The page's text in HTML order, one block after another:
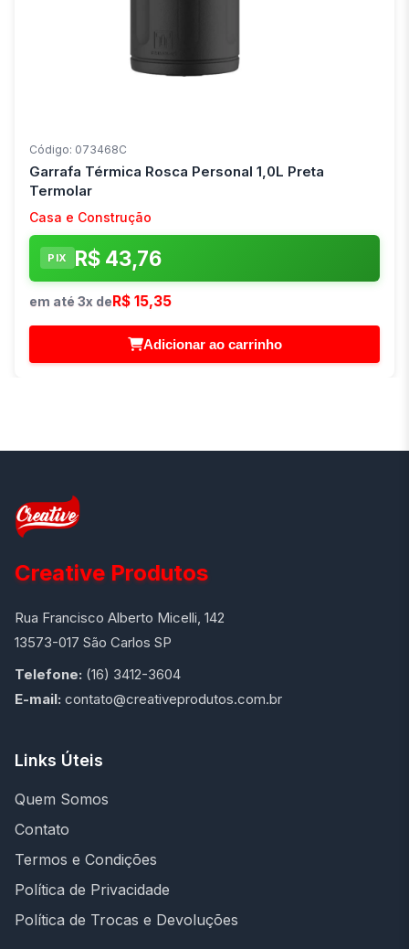
Código: 073468C
Garrafa Térmica Rosca Personal 1,0L Preta
Termolar
Casa e Construção
PIX R$ 43,76
em até 3x deR$ 15,35
Adicionar ao carrinho
Creative Produtos
Rua Francisco Alberto Micelli, 142
13573-017 São Carlos SP
Telefone: (16) 3412-3604
E-mail: contato@creativeprodutos.com.br
Links Úteis
Quem Somos
Contato
Termos e Condições
Política de Privacidade
Política de Trocas e Devoluções